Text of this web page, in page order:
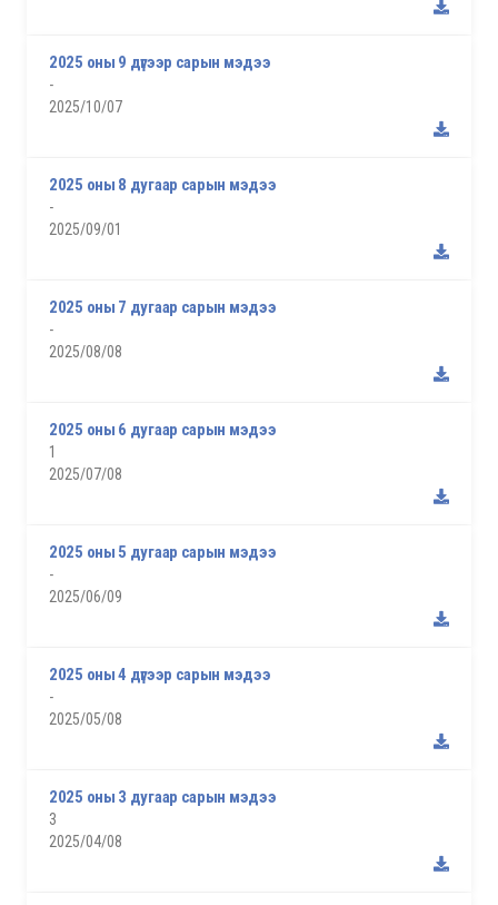
2025 оны 9 дүгээр сарын мэдээ
-
2025/10/07
2025 оны 8 дугаар сарын мэдээ
-
2025/09/01
2025 оны 7 дугаар сарын мэдээ
-
2025/08/08
2025 оны 6 дугаар сарын мэдээ
1
2025/07/08
2025 оны 5 дугаар сарын мэдээ
-
2025/06/09
2025 оны 4 дүгээр сарын мэдээ
-
2025/05/08
2025 оны 3 дугаар сарын мэдээ
3
2025/04/08